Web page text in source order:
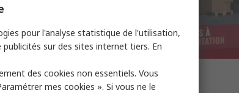
Pukka Pads
153 x 280 mm
Bloc-notes
pour l'analyse statistique de l'utilisation,
sur des sites internet tiers. En
des cookies non essentiels. Vous
mes cookies ». Si vous ne le